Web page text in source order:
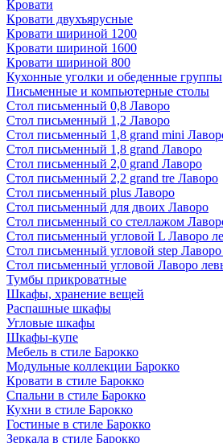
Кровати
Кровати двухъярусные
Кровати шириной 1200
Кровати шириной 1600
Кровати шириной 800
Кухонные уголки и обеденные группы
Письменные и компьютерные столы
Стол письменный 0,8 Лаворо
Стол письменный 1,2 Лаворо
Стол письменный 1,8 grand mini
Стол письменный 1,8 grand Лаворо
Стол письменный 2,0 grand Лаворо
Стол письменный 2,2 grand tre Лаворо
Стол письменный plus Лаворо
Стол письменный для двоих Лаворо
Стол письменный со стеллажом
Стол письменный угловой L Лаворо
Стол письменный угловой step
Стол письменный угловой Лаворо
Тумбы прикроватные
Шкафы, хранение вещей
Распашные шкафы
Угловые шкафы
Шкафы-купе
Мебель в стиле Барокко
Модульные коллекции Барокко
Кровати в стиле Барокко
Спальни в стиле Барокко
Кухни в стиле Барокко
Гостиные в стиле Барокко
Зеркала в стиле Барокко